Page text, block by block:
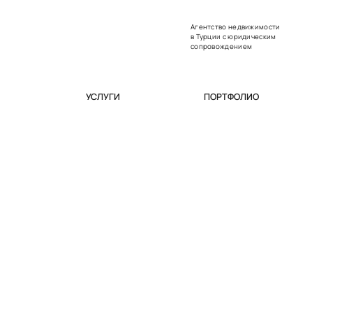
Агентство недвижимости
в Турции с юридическим
сопровождением
УСЛУГИ ПОРТФОЛИО